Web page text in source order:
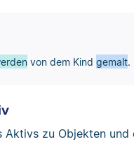
von dem Kind gemalt.
Aktivs zu Objekten